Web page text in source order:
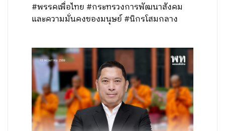
#พรรคเพื่อไทย #กระทรวงการพัฒนาสังคม
และความมั่นคงของมนุษย์ #นิกรโสมกลาง